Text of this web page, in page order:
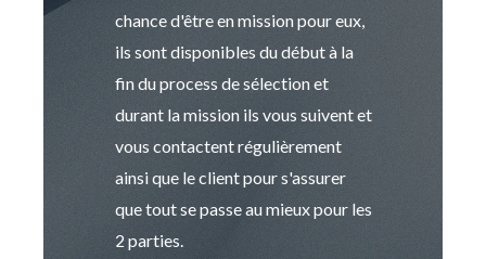
chance d'être en mission pour eux,
ils sont disponibles du début à la
fin du process de sélection et
durant la mission ils vous suivent et
vous contactent régulièrement
ainsi que le client pour s'assurer
que tout se passe au mieux pour les
2 parties.